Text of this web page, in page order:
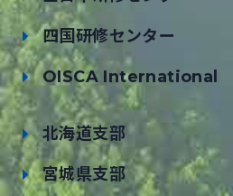
四国研修センター
OISCA International
北海道支部
宮城県支部